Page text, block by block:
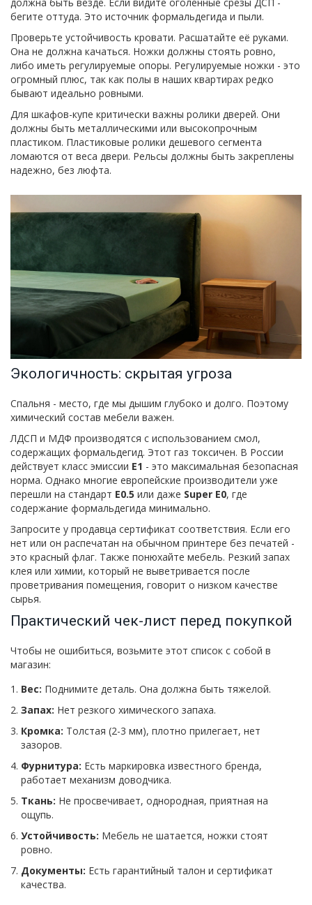
бегите оттуда. Это источник формальдегида и пыли.
Проверьте устойчивость кровати. Расшатайте её руками.
Она не должна качаться. Ножки должны стоять ровно,
либо иметь регулируемые опоры. Регулируемые ножки - это
огромный плюс, так как полы в наших квартирах редко
бывают идеально ровными.
Для шкафов-купе критически важны ролики дверей. Они
должны быть металлическими или высокопрочным
пластиком. Пластиковые ролики дешевого сегмента
ломаются от веса двери. Рельсы должны быть закреплены
надежно, без люфта.
Экологичность: скрытая угроза
Спальня - место, где мы дышим глубоко и долго. Поэтому
химический состав мебели важен.
ЛДСП и МДФ производятся с использованием смол,
содержащих формальдегид. Этот газ токсичен. В России
действует класс эмиссии E1 - это максимальная безопасная
норма. Однако многие европейские производители уже
перешли на стандарт E0.5 или даже Super E0, где
содержание формальдегида минимально.
Запросите у продавца сертификат соответствия. Если его
нет или он распечатан на обычном принтере без печатей -
это красный флаг. Также понюхайте мебель. Резкий запах
клея или химии, который не выветривается после
проветривания помещения, говорит о низком качестве
сырья.
Практический чек-лист перед покупкой
Чтобы не ошибиться, возьмите этот список с собой в
магазин:
Вес: Поднимите деталь. Она должна быть тяжелой.
Запах: Нет резкого химического запаха.
Кромка: Толстая (2-3 мм), плотно прилегает, нет
зазоров.
Фурнитура: Есть маркировка известного бренда,
работает механизм доводчика.
Ткань: Не просвечивает, однородная, приятная на
ощупь.
Устойчивость: Мебель не шатается, ножки стоят
ровно.
Документы: Есть гарантийный талон и сертификат
качества.